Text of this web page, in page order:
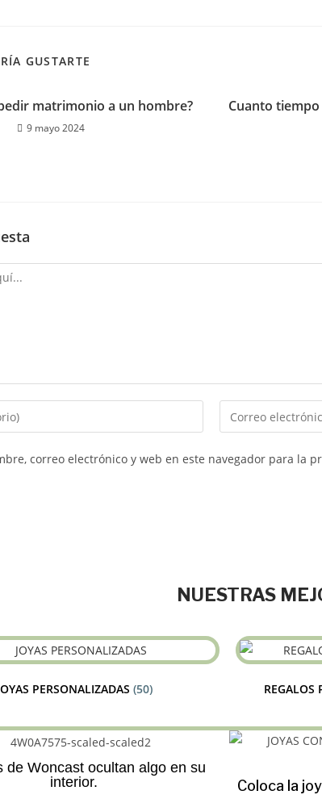
GUSTARTE
matrimonio a un hombre?
9 mayo 2024
Cuanto
correo electrónico y web en este navegador para la
NUESTRAS
PERSONALIZADAS (50) REGALOS
de Woncast ocultan algo en su
interior.
Coloca la